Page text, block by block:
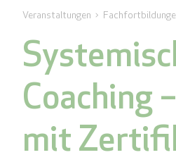
Veranstaltungen
Coaching
mit